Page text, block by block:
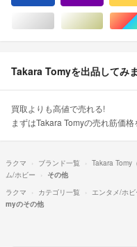
シルバー/銀色系ゴール
Takara Tomyを出品してみ
買取よりも高値で売れる!
まずはTakara Tomyの売れ筋価格
ラクマ ブランド一覧 Takara Tomy
ム/ホビー
その他
ラクマ
カテゴリ一覧 エンタメ/ホビ
myのその他